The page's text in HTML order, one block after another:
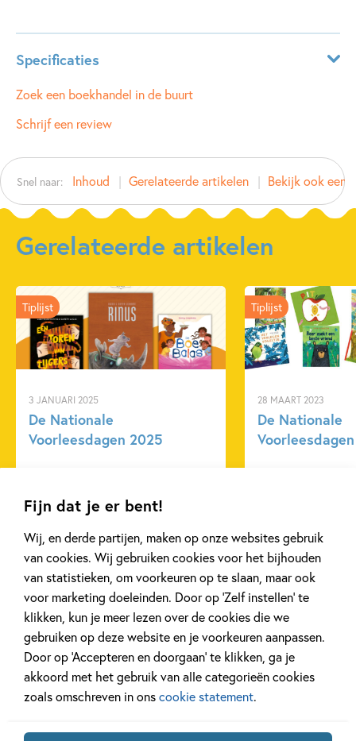
Fijn dat je er bent!
Wij, en derde partijen, maken op onze websites gebruik
van cookies. Wij gebruiken cookies voor het bijhouden
van statistieken, om voorkeuren op te slaan, maar ook
voor marketing doeleinden. Door op ‘Zelf instellen’ te
klikken, kun je meer lezen over de cookies die we
gebruiken op deze website en je voorkeuren aanpassen.
Door op ‘Accepteren en doorgaan’ te klikken, ga je
akkoord met het gebruik van alle categorieën cookies
zoals omschreven in onscookie statement.
Specificaties
ISBN: 9781801314619
NUR:
Auteur(s):
Prijs: 16
99
Aantal pagina's: 10
Uitgever:
Usborne Publishers
Verschijningsdatum:
06-09-2022
Kenmerken van dit boek
Prentenboeken
Zoek een boekhandel in de buurt
Schrijf een review
Snel naar: Inhoud Gerelateerde artikelen Bekijk ook eens
Gerelateerde artikelen
3 JANUARI 2025
De Nationale
Voorleesdagen 2025
Tiplijst
Lees meer
28 MAART 2023
De Nationale
Tiplijst
Bekijk alle artikelen
Bekijk ook eens